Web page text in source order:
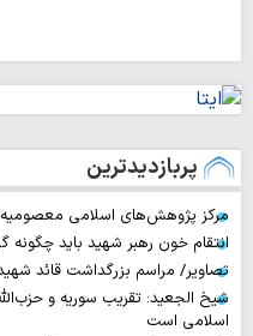
پربازدیدترین
مرکز پژوهش‌های اسلامی
انتقام خون رهبر شهید باید چگونه
تصاویر/ مراسم بزرگداشت قائد
شیخ الجعید: تقریب سوریه و
اسلامی است